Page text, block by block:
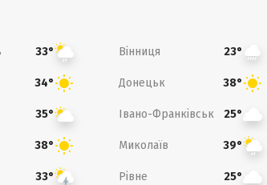
33° Вінниця 23°
34° Донецьк 38°
35° Івано-Франківськ 25°
38° Миколаїв 39°
33° Рівне 25°